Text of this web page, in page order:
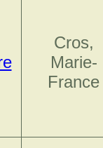
Cros,
Marie-
France